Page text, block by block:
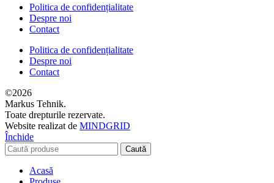
Politica de confidențialitate
Despre noi
Contact
Politica de confidențialitate
Despre noi
Contact
©2026
Markus Tehnik.
Toate drepturile rezervate.
Website realizat de MINDGRID
Închide
Caută
Acasă